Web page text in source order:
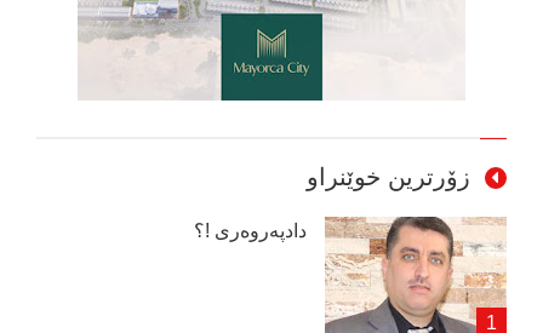
زۆرترین خوێنراو
دادپەروەری !؟